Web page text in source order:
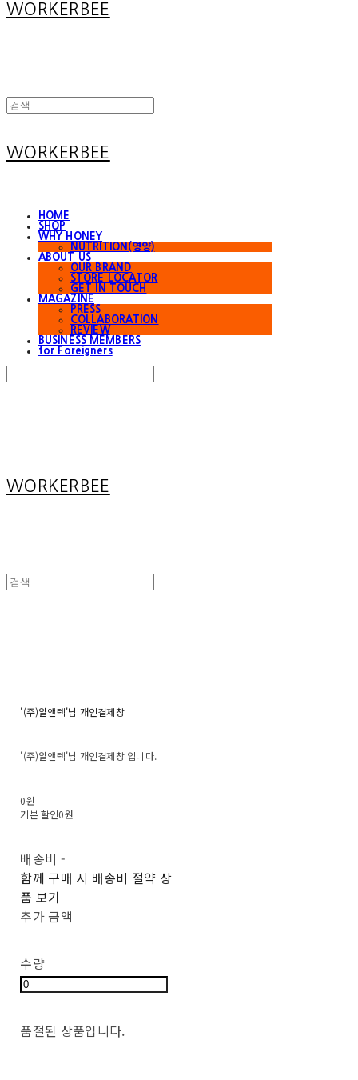
WORKERBEE
WORKERBEE
HOME
SHOP
WHY HONEY
NUTRITION(영양)
ABOUT US
OUR BRAND
STORE LOCATOR
GET IN TOUCH
MAGAZINE
PRESS
COLLABORATION
REVIEW
BUSINESS MEMBERS
for Foreigners
WORKERBEE
'(주)알앤텍'님 개인결제창
'(주)알앤텍'님 개인결제창 입니다.
0원
기본 할인0원
배송비 -
함께 구매 시 배송비 절약 상
품 보기
추가 금액
수량
품절된 상품입니다.